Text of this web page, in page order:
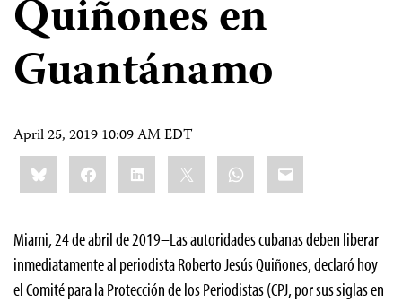
Quiñones en
Guantánamo
April 25, 2019 10:09 AM EDT
Share
this:BlueskyFacebookLinkedIn WhatsApp
Email
Miami, 24 de abril de 2019–Las autoridades cubanas deben liberar
inmediatamente al periodista Roberto Jesús Quiñones, declaró hoy
el Comité para la Protección de los Periodistas (CPJ, por sus siglas en